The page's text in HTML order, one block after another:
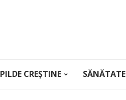
PILDE CREȘTINE SĂNĂTATE